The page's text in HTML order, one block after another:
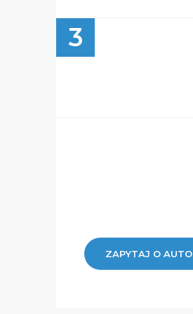
3
ZAPYTAJ O AUTO